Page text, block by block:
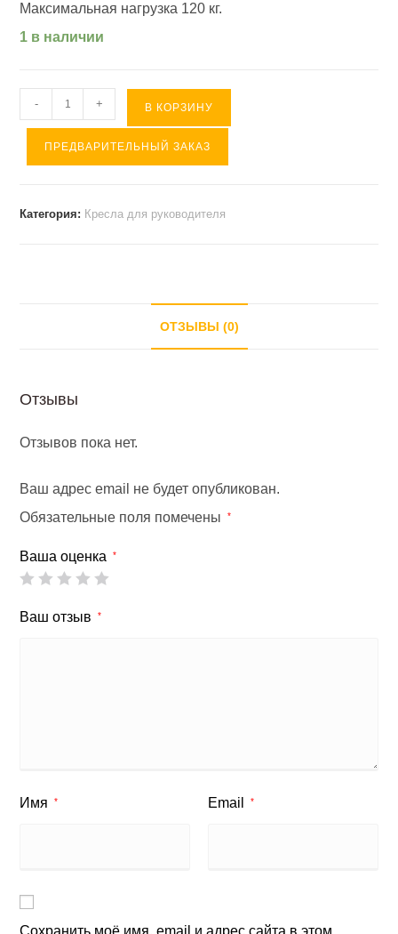
Максимальная нагрузка 120 кг.
1 в наличии
Количество
товара
Кресло
- + В КОРЗИНУ
ПРЕДВАРИТЕЛЬНЫЙ ЗАКАЗ
Категория: Кресла для руководителя
ОТЗЫВЫ (0)
Отзывы
Отзывов пока нет.
Ваш адрес email не будет опубликован.
Обязательные поля помечены
*
Ваша оценка *
Ваш отзыв *
Имя * Email *
Сохранить моё имя, email и адрес сайта в этом